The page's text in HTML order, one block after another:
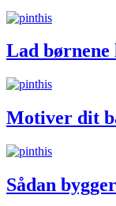
Lad
Motiver dit
Sådan